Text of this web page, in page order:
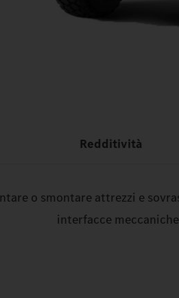
Redditività
o smontare attrezzi e
interfacce